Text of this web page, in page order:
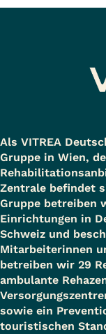
Als VITREA
Gruppe in Wien,
Zentrale befindet
Gruppe betreiben
Einrichtungen in
Schweiz und
Mitarbeiterinnen
betreiben wir 29
ambulante
sowie ein
touristischen